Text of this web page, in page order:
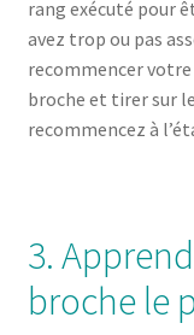
rang exécuté pour
avez trop ou pas
recommencer
broche et tirer sur
recommencez à
3.
broche le